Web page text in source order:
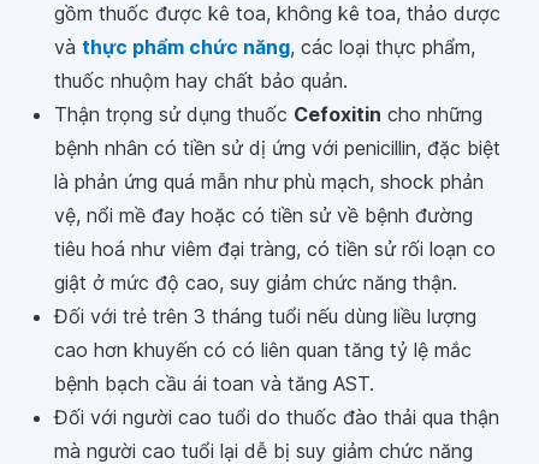
gồm thuốc được kê toa, không kê toa, thảo dược
và thực phẩm chức năng, các loại thực phẩm,
thuốc nhuộm hay chất bảo quản.
Thận trọng sử dụng thuốc Cefoxitin cho những
bệnh nhân có tiền sử dị ứng với penicillin, đặc biệt
là phản ứng quá mẫn như phù mạch, shock phản
vệ, nổi mề đay hoặc có tiền sử về bệnh đường
tiêu hoá như viêm đại tràng, có tiền sử rối loạn co
giật ở mức độ cao, suy giảm chức năng thận.
Đối với trẻ trên 3 tháng tuổi nếu dùng liều lượng
cao hơn khuyến có có liên quan tăng tỷ lệ mắc
bệnh bạch cầu ái toan và tăng AST.
Đối với người cao tuổi do thuốc đào thải qua thận
mà người cao tuổi lại dễ bị suy giảm chức năng